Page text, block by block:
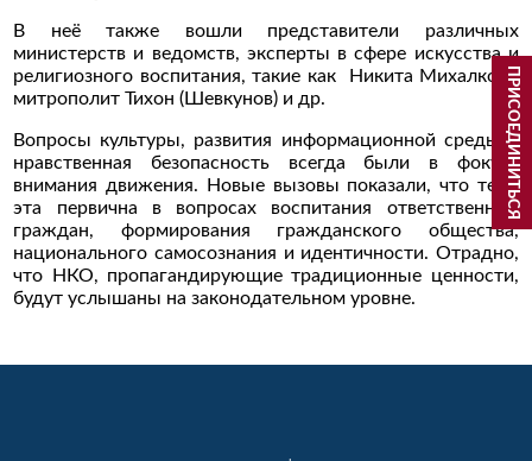
В неё также вошли представители различных
министерств и ведомств, эксперты в сфере искусства и
религиозного воспитания, такие как Никита Михалков ,
митрополит Тихон (Шевкунов) и др.
Вопросы культуры, развития информационной среды и
нравственная безопасность всегда были в фокусе
внимания движения. Новые вызовы показали, что тема
эта первична в вопросах воспитания ответственных
граждан, формирования гражданского общества,
национального самосознания и идентичности. Отрадно,
что НКО, пропагандирующие традиционные ценности,
будут услышаны на законодательном уровне.
ПРИСОЕДИНИТЬСЯ